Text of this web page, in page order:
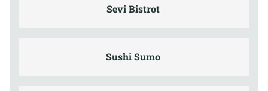
Sevi Bistrot
Sushi Sumo